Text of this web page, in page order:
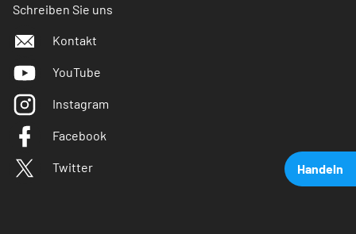
Handeln
Schreiben Sie uns
Kontakt
YouTube
Instagram
Facebook
Twitter